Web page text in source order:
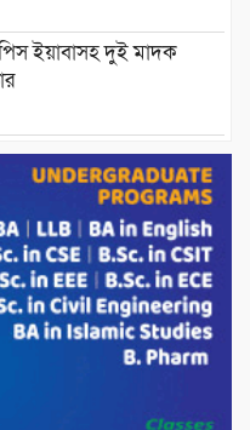
ইয়াবাসহ দুই মাদক
প্রধানমন্ত্রী
৪ নং ওয়ার্ডে ৫’শতাধিক
মাঝে খাদ্যসামগ্রী বিতরণ
ইহসান ইয়ুথ